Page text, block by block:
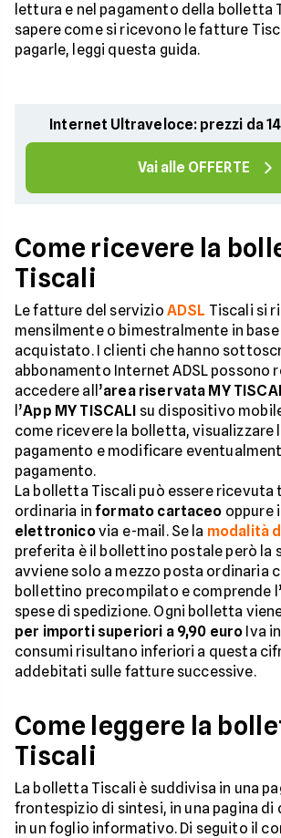
lettura e nel pagamento della bolletta
sapere come si ricevono le fatture
pagarle, leggi questa guida.
Internet Ultraveloce: prezzi da
Vai alle OFFERTE
Come ricevere la
Tiscali
Le fatture del servizio ADSL Tiscali si
mensilmente o bimestralmente in
acquistato. I clienti che hanno
abbonamento Internet ADSL possono
accedere all’area riservata MY
l’App MY TISCALI su dispositivo
come ricevere la bolletta, visualizzare
pagamento e modificare
pagamento.
La bolletta Tiscali può essere ricevuta
ordinaria informato cartaceo oppure
elettronicovia e-mail. Se la modalità
preferita è il bollettino postale però la
avviene solo a mezzo posta ordinaria
bollettino precompilato e comprende
spese di spedizione. Ogni bolletta
per importi superiori a 9,90 euro Iva
consumi risultano inferiori a questa
addebitati sulle fatture successive.
Come leggere la
Tiscali
La bolletta Tiscali è suddivisa in una
frontespizio di sintesi, in una pagina
in un foglio informativo. Di seguito il